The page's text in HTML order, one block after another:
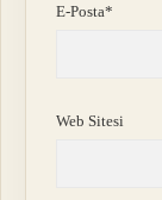
E-Posta*
Web Sitesi